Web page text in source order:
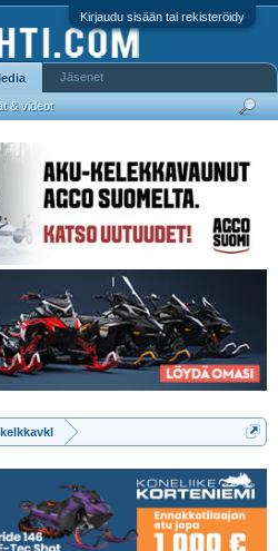
Kirjaudu sisään tai rekisteröidy
& videot
Jäsenet